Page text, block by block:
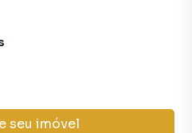
seu imóvel